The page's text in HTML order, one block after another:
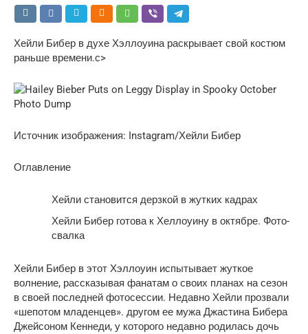
Хейли Бибер в духе Хэллоуина раскрывает свой костюм
раньше времени.с>
Источник изображения: Instagram/Хейли Бибер
Оглавление
Хейли становится дерзкой в ​​жутких кадрах
Хейли Бибер готова к Хеллоуину в октябре. Фото-
свалка
Хейли Бибер в этот Хэллоуин испытывает жуткое
волнение, рассказывая фанатам о своих планах на сезон
в своей последней фотосессии. Недавно Хейли прозвали
«шепотом младенцев». другом ее мужа Джастина Бибера
Джейсоном Кеннеди, у которого недавно родилась дочь